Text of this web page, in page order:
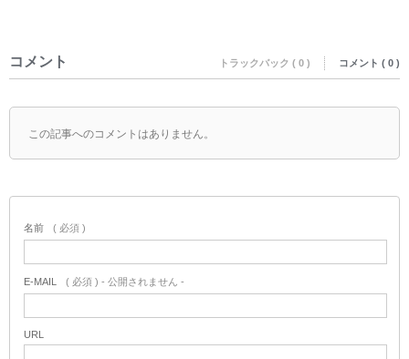
コメント トラックバック ( 0 ) コメント ( 0 )
この記事へのコメントはありません。
名前 ( 必須 )
E-MAIL ( 必須 ) - 公開されません -
URL